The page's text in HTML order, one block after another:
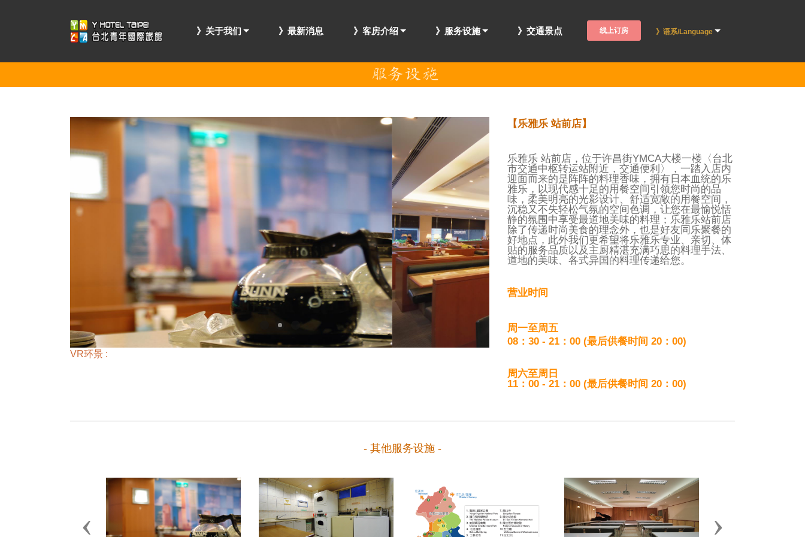
》关于我们 》最新消息 》客房介绍 》服务设施 》交通景点 线上订房 》语系/Language
VR环景 :
【乐雅乐 站前店】
乐雅乐 站前店，位于许昌街YMCA大楼一楼〈台北
市交通中枢转运站附近，交通便利〉，一踏入店内
迎面而来的是阵阵的料理香味，拥有日本血统的乐
雅乐，以现代感十足的用餐空间引领您时尚的品
味，柔美明亮的光影设计、舒适宽敞的用餐空间，
沉稳又不失轻松气氛的空间色调，让您在最愉悦恬
静的氛围中享受最道地美味的料理；乐雅乐站前店
除了传递时尚美食的理念外，也是好友同乐聚餐的
好地点，此外我们更希望将乐雅乐专业、亲切、体
贴的服务品质以及主厨精湛充满巧思的料理手法、
道地的美味、各式异国的料理传递给您。
营业时间
周一至周五
08：30 - 21：00 (最后供餐时间 20：00)
周六至周日
11：00 - 21：00 (最后供餐时间 20：00)
- 其他服务设施 -
Previous Next